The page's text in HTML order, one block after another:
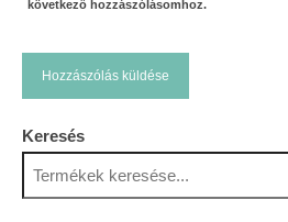
következő hozzászólásomhoz.
Keresés